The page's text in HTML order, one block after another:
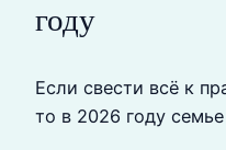
году
Если свести всё к
то в 2026 году